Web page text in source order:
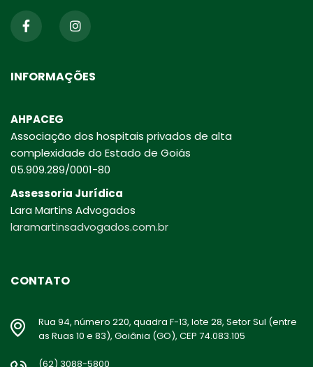
INFORMAÇÕES
AHPACEG
Associação dos hospitais privados de alta
complexidade do Estado de Goiás
05.909.289/0001-80
Assessoria Jurídica
Lara Martins Advogados
laramartinsadvogados.com.br
CONTATO
Rua 94, número 220, quadra F-13, lote 28, Setor Sul (entre
as Ruas 10 e 83), Goiânia (GO), CEP 74.083.105
(62) 3088-5800